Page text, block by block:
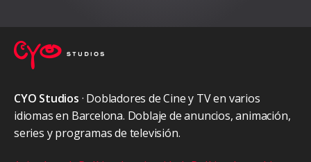
CYO Studios · Dobladores de Cine y TV en varios
idiomas en Barcelona. Doblaje de anuncios, animación,
series y programas de televisión.